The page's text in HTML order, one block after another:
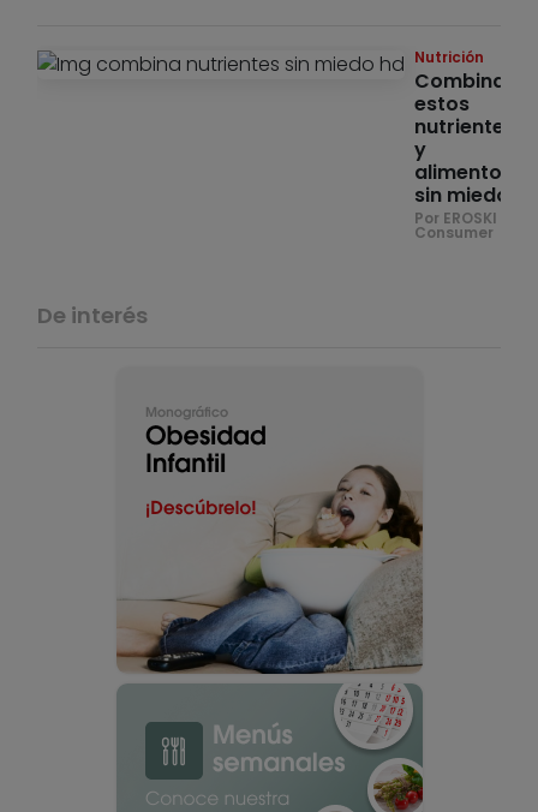
Nutrición
Combina
estos
nutrientes
y
alimentos
sin miedo
Por EROSKI
Consumer
De interés